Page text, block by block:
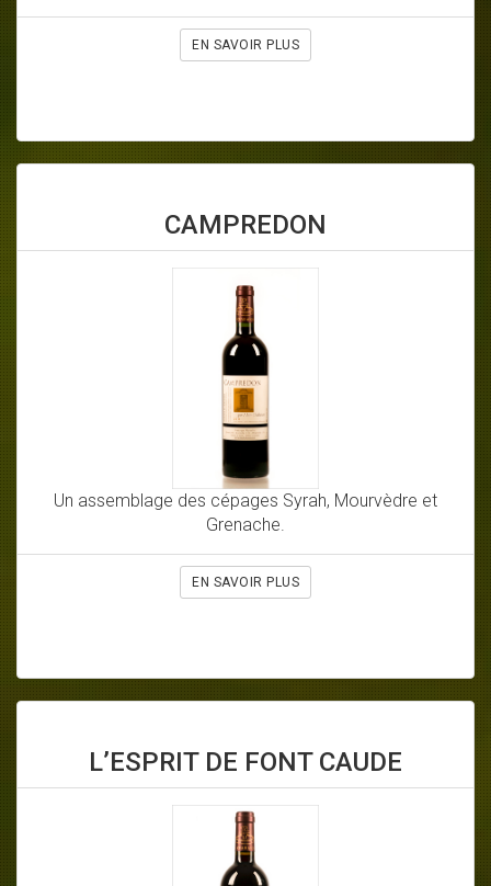
EN SAVOIR PLUS
CAMPREDON
Un assemblage des cépages Syrah, Mourvèdre et
Grenache.
EN SAVOIR PLUS
L’ESPRIT DE FONT CAUDE